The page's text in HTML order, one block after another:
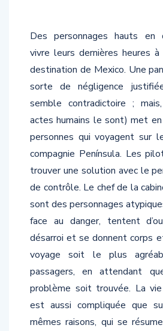
Des personnages hauts en
vivre leurs dernières heures à
destination de Mexico. Une
sorte de négligence
semble contradictoire ;
actes humains le sont) met
personnes qui voyagent sur
compagnie Península. Les
trouver une solution avec le
de contrôle. Le chef de la
sont des personnages
face au danger, tentent
désarroi et se donnent corps
voyage soit le plus
passagers, en attendant
problème soit trouvée. La
est aussi compliquée que
mêmes raisons, qui se